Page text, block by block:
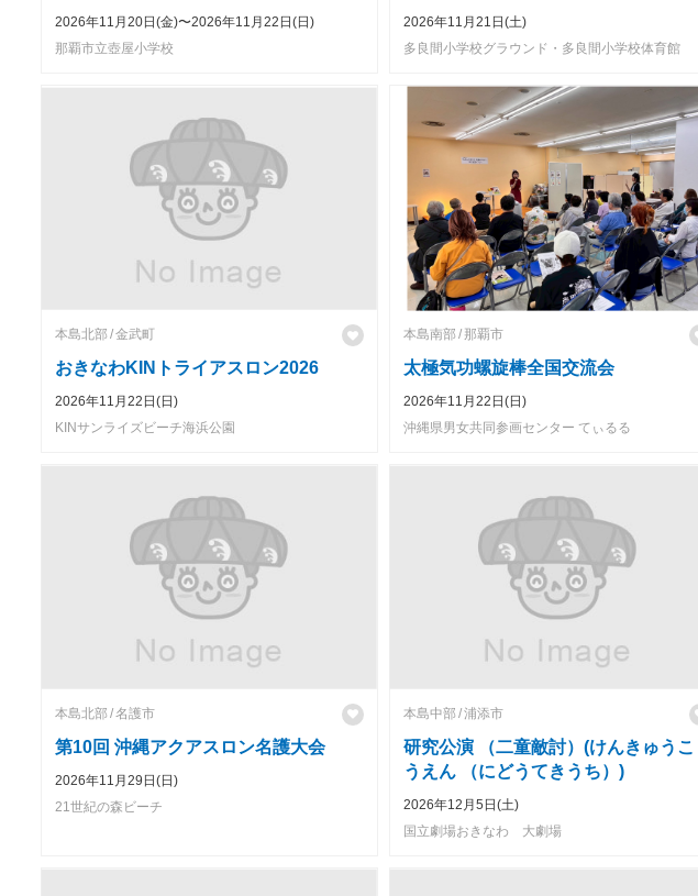
2026年11月20日(金)〜2026年11月22日(日)
那覇市立壺屋小学校
2026年11月21日(土)
多良間小学校グラウンド・多良間小学校体育館
本島北部 金武町
おきなわKINトライアスロン2026
2026年11月22日(日)
KINサンライズビーチ海浜公園
本島南部 那覇市
太極気功螺旋棒全国交流会
2026年11月22日(日)
沖縄県男女共同参画センター てぃるる
本島北部 名護市
第10回 沖縄アクアスロン名護大会
2026年11月29日(日)
21世紀の森ビーチ
本島中部 浦添市
研究公演 （二童敵討）(けんきゅうこ
うえん （にどうてきうち）)
2026年12月5日(土)
国立劇場おきなわ 大劇場